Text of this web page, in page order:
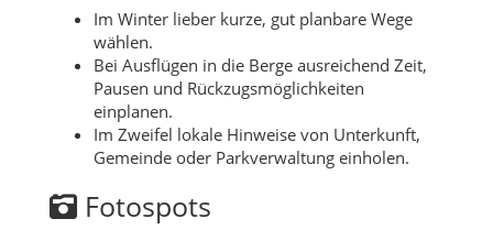
Im Winter lieber kurze, gut planbare Wege
wählen.
Bei Ausflügen in die Berge ausreichend Zeit,
Pausen und Rückzugsmöglichkeiten
einplanen.
Im Zweifel lokale Hinweise von Unterkunft,
Gemeinde oder Parkverwaltung einholen.
Fotospots